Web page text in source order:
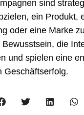
sind
ein Produkt,
oder eine Marke
die
und spielen eine
Geschäftserfolg.